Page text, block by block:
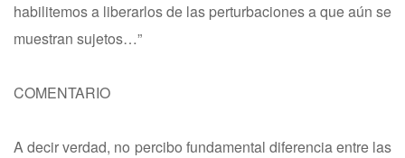
habilitemos a liberarlos de las perturbaciones a que aún se
muestran sujetos…”
COMENTARIO
A decir verdad, no percibo fundamental diferencia entre las